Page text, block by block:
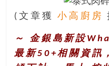
(文章獲小高廚房
～ 金銀島新設
最新50+相關資訊